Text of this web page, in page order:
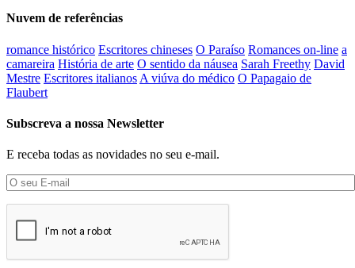
Nuvem de referências
romance histórico Escritores chineses O Paraíso Romances on-line a
camareira História de arte O sentido da náusea Sarah Freethy David
Mestre Escritores italianos A viúva do médico O Papagaio de
Flaubert
Subscreva a nossa Newsletter
E receba todas as novidades no seu e-mail.